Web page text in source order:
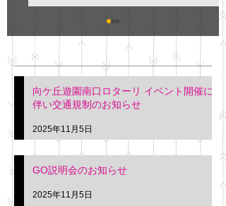
明日(11月6日)午後3時～5
階会議室にてGOの説明会
を行います。 神奈川個人
タクシー協同組合 専務 佐
久間
最新記事
向ケ丘遊園南口ロターリ イベント開催に
伴い交通規制のお知らせ
2025年11月5日
GO説明会のお知らせ
2025年11月5日